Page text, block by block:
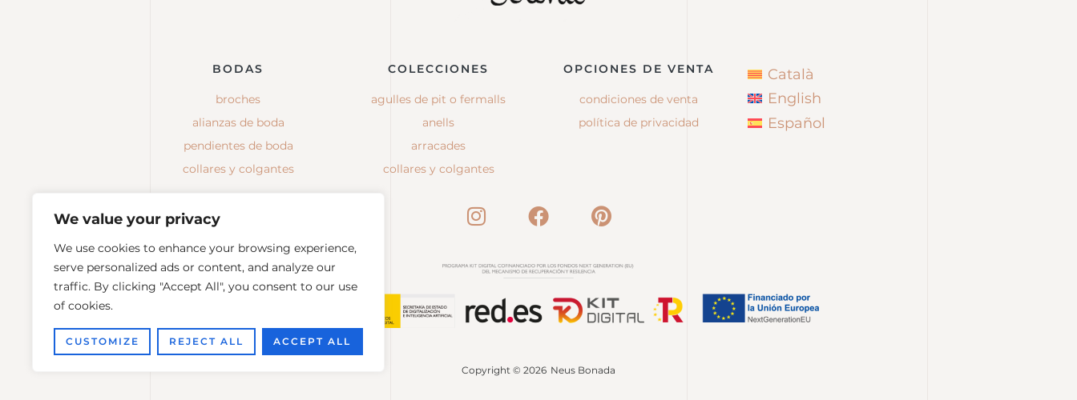
We value your privacy
We use cookies to enhance your browsing experience,
serve personalized ads or content, and analyze our
traffic. By clicking "Accept All", you consent to our use
of cookies.
CUSTOMIZE REJECT ALL ACCEPT ALL
BODAS
broches
alianzas de boda
pendientes de boda
collares y colgantes
COLECCIONES
agulles de pit o fermalls
anells
arracades
collares y colgantes
OPCIONES DE VENTA
condiciones de venta
política de privacidad
Català
English
Español
Copyright © 2026 Neus Bonada